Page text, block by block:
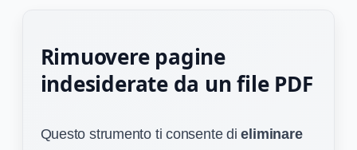
Rimuovere pagine
indesiderate da un file PDF
Questo strumento ti consente dieliminare